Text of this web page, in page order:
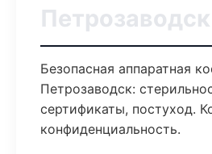
Петрозаводск
Безопасная аппаратная
Петрозаводск:
сертификаты, постуход.
конфиденциальность.